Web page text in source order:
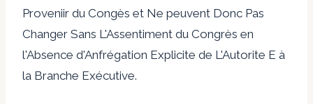
Proveniir du Congès et Ne peuvent Donc Pas
Changer Sans L'Assentiment du Congrès en
l'Absence d'Anfrégation Explicite de L'Autorite E à
la Branche Exécutive.